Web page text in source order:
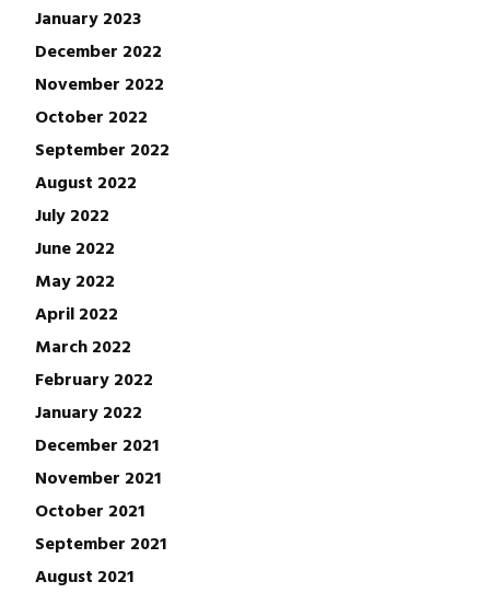
January 2023
December 2022
November 2022
October 2022
September 2022
August 2022
July 2022
June 2022
May 2022
April 2022
March 2022
February 2022
January 2022
December 2021
November 2021
October 2021
September 2021
August 2021